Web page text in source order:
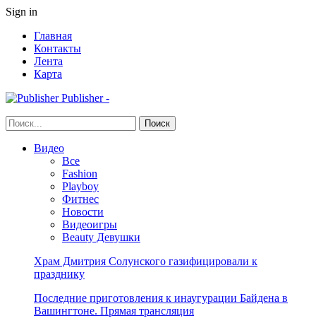
Sign in
Главная
Контакты
Лента
Карта
Publisher -
Видео
Все
Fashion
Playboy
Фитнес
Новости
Видеоигры
Beauty Девушки
Храм Дмитрия Солунского газифицировали к
празднику
Последние приготовления к инаугурации Байдена в
Вашингтоне. Прямая трансляция